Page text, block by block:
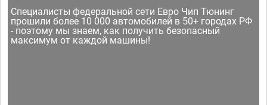
Специалисты федеральной сети Евро Чип Тюнинг
прошили более 10 000 автомобилей в 50+ городах РФ
- поэтому мы знаем, как получить безопасный
максимум от каждой машины!